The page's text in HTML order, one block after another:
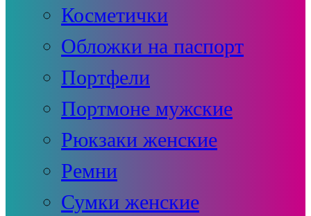
Косметички
Обложки на паспорт
Портфели
Портмоне мужские
Рюкзаки женские
Ремни
Сумки женские